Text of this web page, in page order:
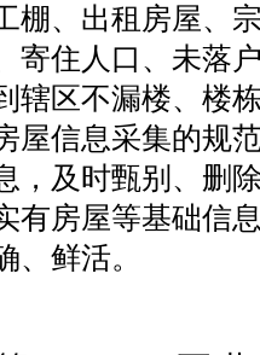
棚、出租房屋、
寄住人口、未落
辖区不漏楼、楼
屋信息采集的规
，及时甄别、删
有房屋等基础信
鲜活。